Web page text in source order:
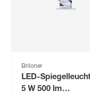
Briloner
LED-
5 W 500 lm